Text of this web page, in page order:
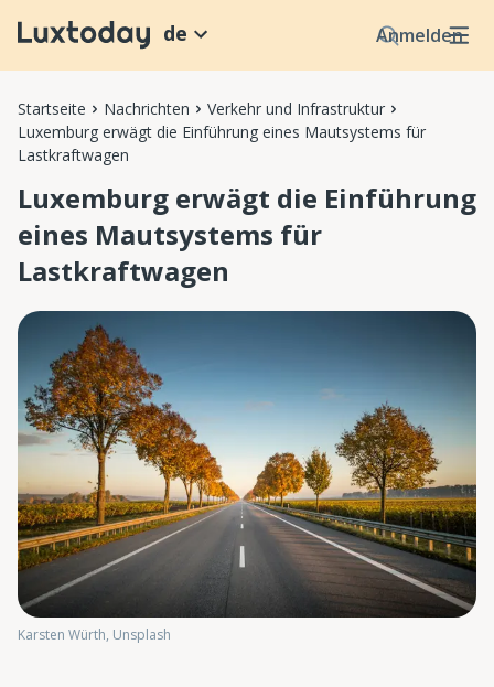
Anmelden
de
Startseite Nachrichten
Verkehr und Infrastruktur
Luxemburg erwägt die Einführung eines Mautsystems für
Lastkraftwagen
Luxemburg erwägt die Einführung
eines Mautsystems für
Lastkraftwagen
Karsten Würth, Unsplash